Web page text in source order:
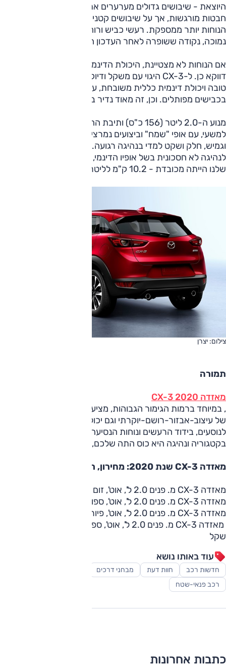
היוצאת - שיבושים גדולים מערערים את הנוחות ולעיתים יוצרים
חבטות מורגשות, אך על שיבושים קטנים ומחוץ לעיר רוב הזמן,
הנוחות יותר ממספקת. רעשי כביש ורוח בולטים כבר במהירות
נמוכה, נקודה ששופרה לאחר העדכון האחרון אך עדיין בולטת.
אם הנוחות לא מצטיינת, היכולת הדינמית - ביחס לקטגוריה -
דווקא כן. ל-CX-3 היגוי עם משקל ודיוק טובים, אחיזת כביש
טובה ויכולת דינמית כללית משובחת, על סף המהנה אפילו
בכבישים מפותלים. וכן, זה מאוד נדיר ברכב פנאי.
מנוע ה-2.0 ליטר (156 כ"ס) ותיבת ההילוכים האוטומטית פועלים
למשעי, עם אופי "שמח" וביצועים נמרצים בנהיגה ספורטיבית
לנהיגה לא חסכונית בשל אופיו הדינמי, תצרוכת הדלק במבחן
שלנו הייתה מכובדת - 10.2 ק"מ לליטר.
צילום: יצרן
תמורה
מאזדה CX-3 2020
, במיוחד ברמות הגימור הגבוהות, מציע חבילה ייחודית בקטגוריה
של עיצוב-אבזור-רושם-יוקרתי וגם יכולת דינמית. מנגד המרחב
לנוסעים, בידוד הרעשים ונוחות הנסיעה לוקים בחסר. אז אם אתם
בקטגוריה ונהיגה היא כוס התה שלכם, הגעתם למקום הנכון.
מאזדה CX-3 שנת 2020: מחירון, רשימת גרסאות
מאזדה CX-3 מ. פנים 2.0 ל', אוט', זום - 139,000 שקל
מאזדה CX-3 מ. פנים 2.0 ל', אוט', ספורט - 144,000 שקל
מאזדה CX-3 מ. פנים 2.0 ל', אוט', פיור ווייט - 150,000 שקל
שקל
עוד באותו נושא
חדשות רכב חוות דעת מבחני דרכים
רכב פנאי-שטח
כתבות אחרונות